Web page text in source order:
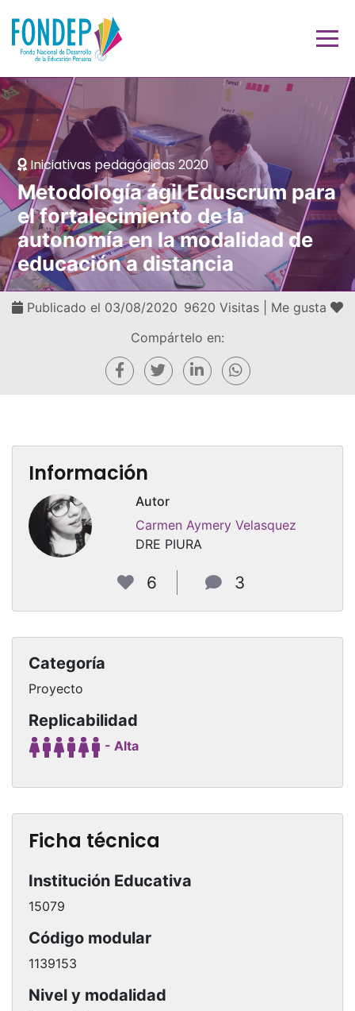
Iniciativas pedagógicas 2020
Metodología ágil Eduscrum para
el fortalecimiento de la
autonomía en la modalidad de
educación a distancia
Publicado el 03/08/2020 9620 Visitas | Me gusta
Compártelo en:
Información
Autor
Carmen Aymery Velasquez
DRE PIURA
6 3
Categoría
Proyecto
Replicabilidad
- Alta
Ficha técnica
Institución Educativa
15079
Código modular
1139153
Nivel y modalidad